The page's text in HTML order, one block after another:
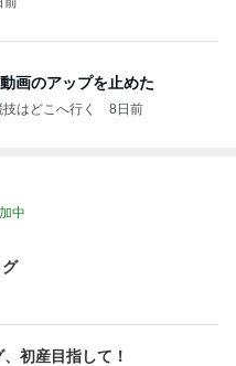
画のアップを止めた
はどこへ行く 8日前
中
初産目指して！